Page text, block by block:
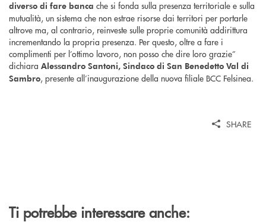
diverso di fare banca che si fonda sulla presenza territoriale e sulla
mutualità, un sistema che non estrae risorse dai territori per portarle
altrove ma, al contrario, reinveste sulle proprie comunità addirittura
incrementando la propria presenza. Per questo, oltre a fare i
complimenti per l’ottimo lavoro, non posso che dire loro grazie”
dichiara Alessandro Santoni, Sindaco di San Benedetto Val di
Sambro, presente all’inaugurazione della nuova filiale BCC Felsinea.
SHARE
Ti potrebbe interessare anche: